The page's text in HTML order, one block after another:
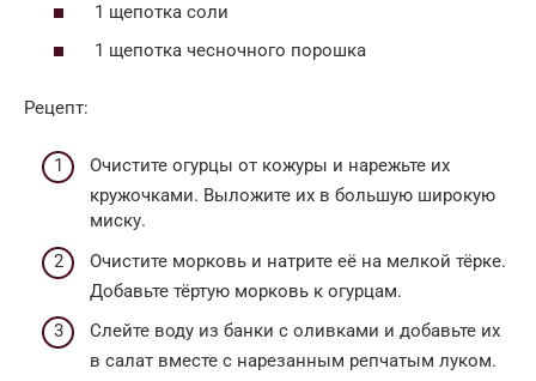
1 щепотка соли
1 щепотка чесночного порошка
Рецепт:
Очистите огурцы от кожуры и нарежьте их
кружочками. Выложите их в большую широкую
миску.
Очистите морковь и натрите её на мелкой тёрке.
Добавьте тёртую морковь к огурцам.
Слейте воду из банки с оливками и добавьте их
в салат вместе с нарезанным репчатым луком.